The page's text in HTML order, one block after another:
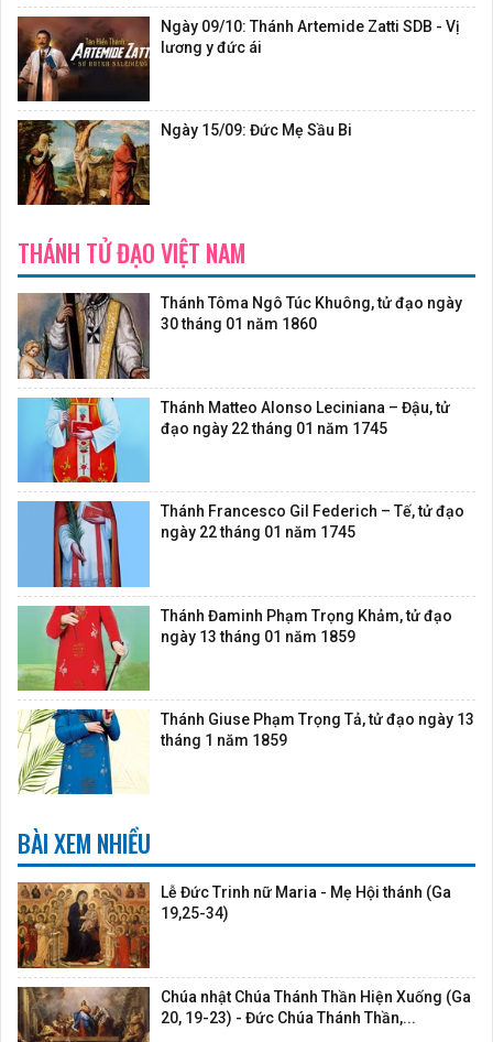
Ngày 09/10: Thánh Artemide Zatti SDB - Vị
lương y đức ái
Ngày 15/09: Đức Mẹ Sầu Bi
THÁNH TỬ ĐẠO VIỆT NAM
Thánh Tôma Ngô Túc Khuông, tử đạo ngày
30 tháng 01 năm 1860
Thánh Matteo Alonso Leciniana – Đậu, tử
đạo ngày 22 tháng 01 năm 1745
Thánh Francesco Gil Federich – Tế, tử đạo
ngày 22 tháng 01 năm 1745
Thánh Đaminh Phạm Trọng Khảm, tử đạo
ngày 13 tháng 01 năm 1859
Thánh Giuse Phạm Trọng Tả, tử đạo ngày 13
tháng 1 năm 1859
BÀI XEM NHIỀU
Lễ Đức Trinh nữ Maria - Mẹ Hội thánh (Ga
19,25-34)
Chúa nhật Chúa Thánh Thần Hiện Xuống (Ga
20, 19-23) - Đức Chúa Thánh Thần,...